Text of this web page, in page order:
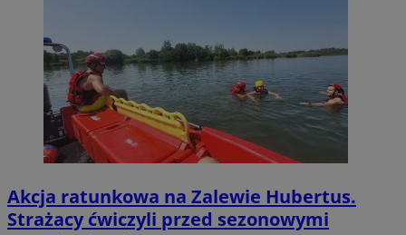
Akcja ratunkowa na Zalewie Hubertus.
Strażacy ćwiczyli przed sezonowymi